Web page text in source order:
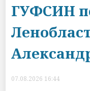
ГУФСИН
07.08.2026 16:44